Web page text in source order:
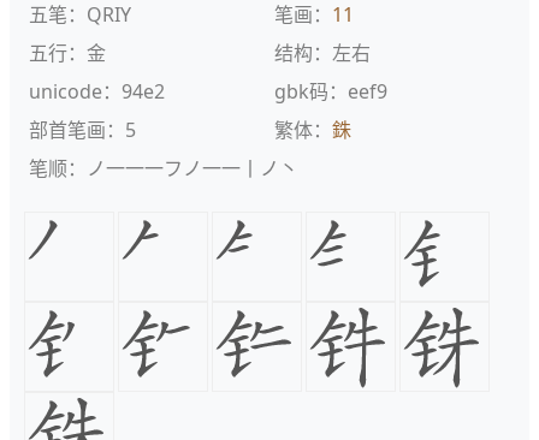
五笔：QRIY
笔画： 11
五行：金
结构：左右
unicode：94e2
gbk码：eef9
部首笔画：5
繁体： 銖
笔顺：ノ一一一フノ一一丨ノ丶